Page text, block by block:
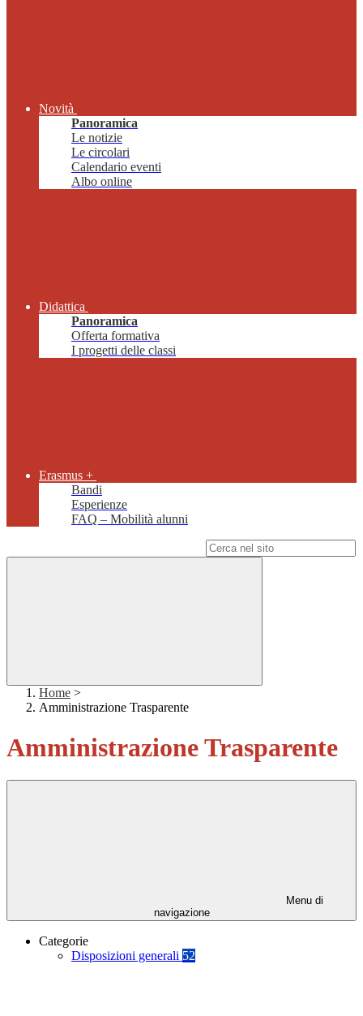
Novità
Panoramica
Le notizie
Le circolari
Calendario eventi
Albo online
Didattica
Panoramica
Offerta formativa
I progetti delle classi
Erasmus +
Bandi
Esperienze
FAQ – Mobilità alunni
Home >
Amministrazione Trasparente
Amministrazione Trasparente
Menu di
navigazione
Categorie
Disposizioni generali 52